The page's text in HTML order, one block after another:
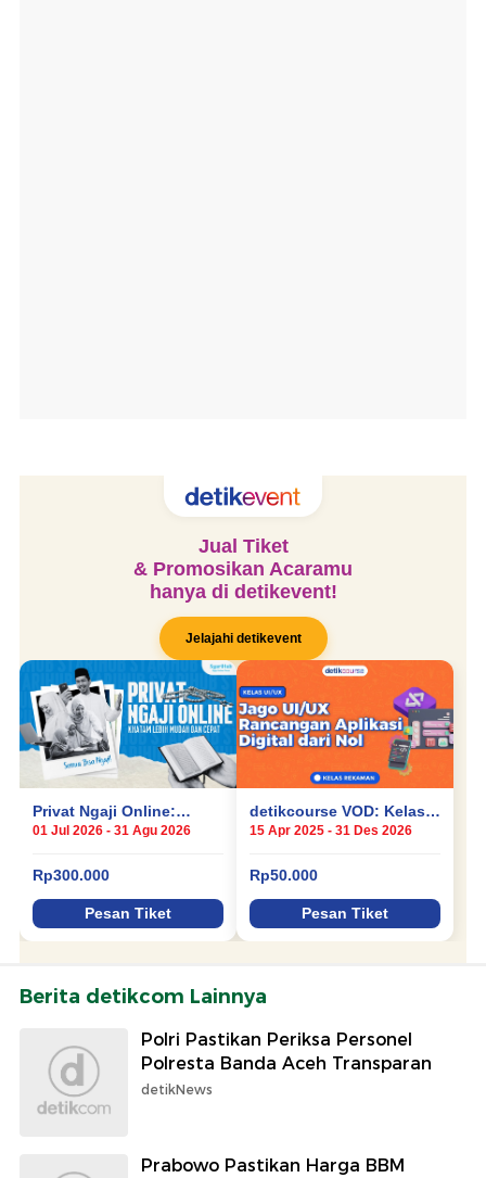
Berita detikcom Lainnya
Polri Pastikan Periksa Personel
Polresta Banda Aceh Transparan
detikNews
Prabowo Pastikan Harga BBM